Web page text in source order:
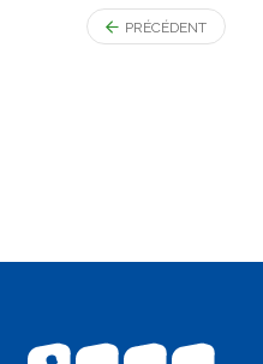
PRÉCÉDENT